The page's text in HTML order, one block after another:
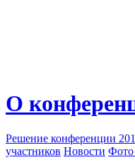
О
Решение конференции
участников Новости Фото